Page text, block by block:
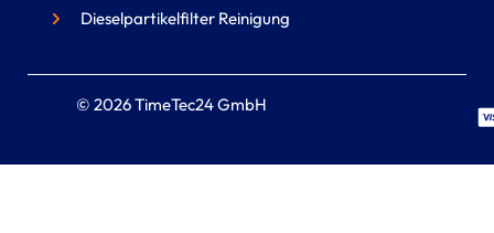
Dieselpartikelfilter Reinigung
© 2026 TimeTec24 GmbH